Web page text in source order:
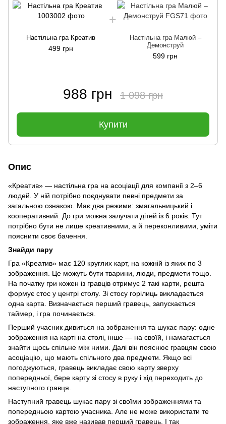
Настільна гра Креатив
499 грн
Настільна гра Малюй –
Демонструй
599 грн
988 грн 1 098 грн
Купити
Опис
«Креатив» — настільна гра на асоціації для компанії з 2–6
людей. У ній потрібно поєднувати певні предмети за
загальною ознакою. Має два режими: змагальницький і
кооперативний. До гри можна залучати дітей із 6 років. Тут
потрібно бути не лише креативними, а й переконливими, уміти
пояснити своє бачення.
Знайди пару
Гра «Креатив» має 120 круглих карт, на кожній із яких по 3
зображення. Це можуть бути тварини, люди, предмети тощо.
На початку гри кожен із гравців отримує 2 такі карти, решта
формує стос у центрі столу. Зі стосу горілиць викладається
одна карта. Визначається перший гравець, запускається
таймер, і гра починається.
Перший учасник дивиться на зображення та шукає пару: одне
зображення на карті на столі, інше — на своїй, і намагається
знайти щось спільне між ними. Далі він пояснює гравцям свою
асоціацію, що мають спільного два предмети. Якщо всі
погоджуються, гравець викладає свою карту зверху
попередньої, бере карту зі стосу в руку і хід переходить до
наступного гравця.
Наступний гравець шукає пару зі своїми зображеннями та
попередньою картою учасника. Але не може використати те
зображення, яке вже називав перший гравець. І так